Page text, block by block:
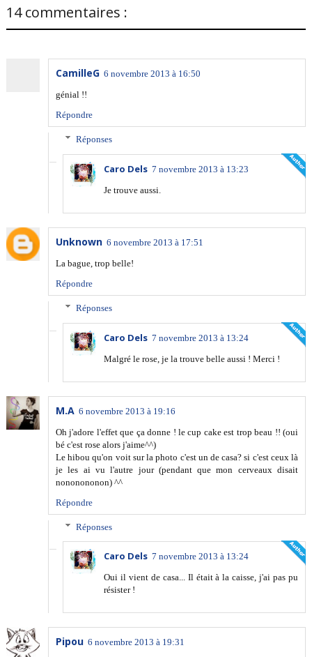
14 commentaires :
CamilleG 6 novembre 2013 à 16:50
génial !!
Répondre
Réponses
Caro Dels 7 novembre 2013 à 13:23
Je trouve aussi.
Unknown 6 novembre 2013 à 17:51
La bague, trop belle!
Répondre
Réponses
Caro Dels 7 novembre 2013 à 13:24
Malgré le rose, je la trouve belle aussi ! Merci !
M.A 6 novembre 2013 à 19:16
Oh j'adore l'effet que ça donne ! le cup cake est trop beau !! (oui
bé c'est rose alors j'aime^^)
Le hibou qu'on voit sur la photo c'est un de casa? si c'est ceux là
je les ai vu l'autre jour (pendant que mon cerveaux disait
nononononon) ^^
Répondre
Réponses
Caro Dels 7 novembre 2013 à 13:24
Oui il vient de casa... Il était à la caisse, j'ai pas pu
résister !
Pipou 6 novembre 2013 à 19:31